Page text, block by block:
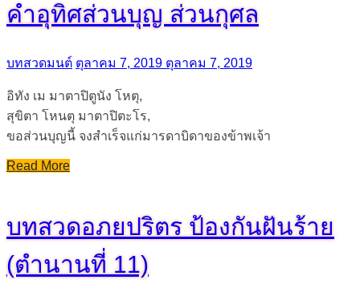
คำอุทิศส่วนบุญ ส่วนกุศล
บทสวดมนต์ ตุลาคม 7, 2019 ตุลาคม 7, 2019
อิทัง เม มาตาปิตูนัง โหตุ,
สุขิตา โหนตุ มาตาปิตะโร,
ขอส่วนบุญนี้ จงสำเร็จแก่มารดาบิดาของข้าพเจ้า
Read More
บทสวดอภยปริตร ป้องกันฝันร้าย
(ตำนานที่ 11)